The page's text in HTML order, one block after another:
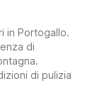
in Portogallo.
di
di pulizia